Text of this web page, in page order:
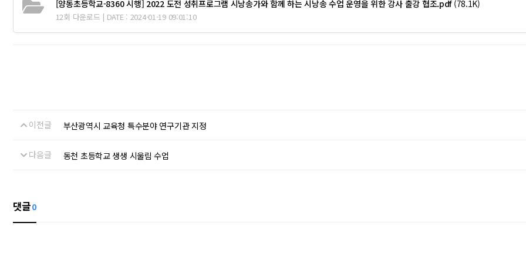
[양동초등학교-8360 시행] 2022 도전 성취프로그램 시낭송가와 함께 하는 시낭송 수업 운영을 위한 강사 출강 협조.pdf(78.1K)
12회 다운로드 | DATE : 2024-01-19 09:01:10
이전글 부산광역시 교육청 특수분야 연구기관 지정
다음글 동천 초등학교 생생 시울림 수업
댓글0